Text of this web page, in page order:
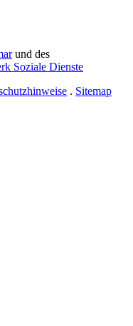
und des
Soziale Dienste
. Sitemap